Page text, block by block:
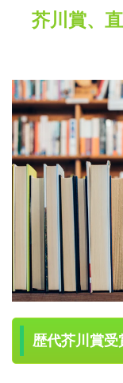
芥川賞、
歴代芥川賞受